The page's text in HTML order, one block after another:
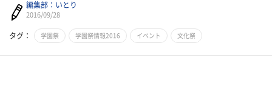
編集部：いとり
2016/09/28
タグ： 学園祭 学園祭情報2016 イベント 文化祭